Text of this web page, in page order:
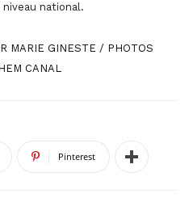
niveau national.
MARIE GINESTE / PHOTOS
CANAL
Pinterest